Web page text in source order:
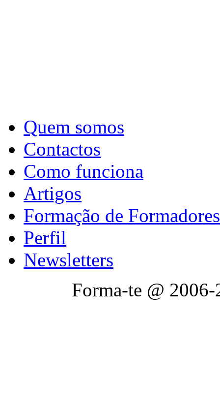
Quem somos
Contactos
Como funciona
Artigos
Formação de Formadores
Perfil
Newsletters
Forma-te @